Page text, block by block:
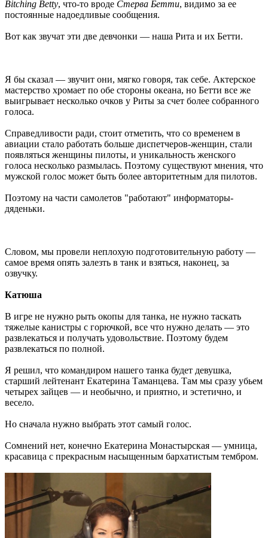
Bitching Betty, что-то вроде Стерва Бетти, видимо за ее
постоянные надоедливые сообщения.
Вот как звучат эти две девчонки — наша Рита и их Бетти.
Я бы сказал — звучит они, мягко говоря, так себе. Актерское
мастерство хромает по обе стороны океана, но Бетти все же
выигрывает несколько очков у Риты за счет более собранного
голоса.
Справедливости ради, стоит отметить, что со временем в
авиации стало работать больше диспетчеров-женщин, стали
появляться женщины пилоты, и уникальность женского
голоса несколько размылась. Поэтому существуют мнения, что
мужской голос может быть более авторитетным для пилотов.
Поэтому на части самолетов "работают" информаторы-
дяденьки.
Словом, мы провели неплохую подготовительную работу —
самое время опять залезть в танк и взяться, наконец, за
озвучку.
Катюша
В игре не нужно рыть окопы для танка, не нужно таскать
тяжелые канистры с горючкой, все что нужно делать — это
развлекаться и получать удовольствие. Поэтому будем
развлекаться по полной.
Я решил, что командиром нашего танка будет девушка,
старший лейтенант Екатерина Таманцева. Там мы сразу убьем
четырех зайцев — и необычно, и приятно, и эстетично, и
весело.
Но сначала нужно выбрать этот самый голос.
Сомнений нет, конечно Екатерина Монастырская — умница,
красавица с прекрасным насыщенным бархатистым тембром.